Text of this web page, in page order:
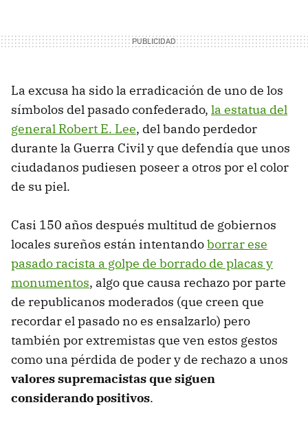
La excusa ha sido la erradicación de uno de los
símbolos del pasado confederado, la estatua del
general Robert E. Lee, del bando perdedor
durante la Guerra Civil y que defendía que unos
ciudadanos pudiesen poseer a otros por el color
de su piel.
Casi 150 años después multitud de gobiernos
locales sureños están intentandoborrar ese
pasado racista a golpe de borrado de placas y
monumentos, algo que causa rechazo por parte
de republicanos moderados (que creen que
recordar el pasado no es ensalzarlo) pero
también por extremistas que ven estos gestos
como una pérdida de poder y de rechazo a unos
valores supremacistas que siguen
considerando positivos.